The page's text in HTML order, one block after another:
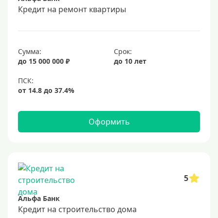
Срок
Долгосрочные
2 года
3 года
4 года
9 лет
10 лет
15 лет
Кредит на ремонт квартиры
Сумма:
до 15 000 000 ₽
Срок:
до 10 лет
Оформить
5
Альфа Банк
Кредит на строительство дома